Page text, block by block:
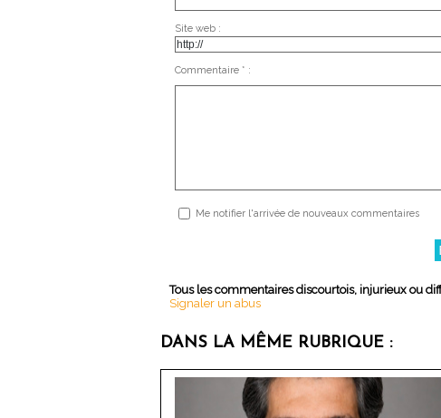
Site web :
Commentaire * :
Me notifier l'arrivée de nouveaux commentaires
Tous les commentaires discourtois, injurieux ou
Signaler un abus
DANS LA MÊME RUBRIQUE :